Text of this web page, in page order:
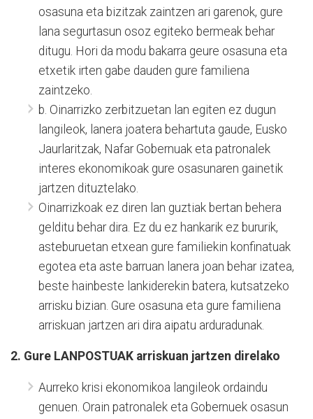
osasuna eta bizitzak zaintzen ari garenok, gure
lana segurtasun osoz egiteko bermeak behar
ditugu. Hori da modu bakarra geure osasuna eta
etxetik irten gabe dauden gure familiena
zaintzeko.
b. Oinarrizko zerbitzuetan lan egiten ez dugun
langileok, lanera joatera behartuta gaude, Eusko
Jaurlaritzak, Nafar Gobernuak eta patronalek
interes ekonomikoak gure osasunaren gainetik
jartzen dituztelako.
Oinarrizkoak ez diren lan guztiak bertan behera
gelditu behar dira. Ez du ez hankarik ez bururik,
asteburuetan etxean gure familiekin konfinatuak
egotea eta aste barruan lanera joan behar izatea,
beste hainbeste lankiderekin batera, kutsatzeko
arrisku bizian. Gure osasuna eta gure familiena
arriskuan jartzen ari dira aipatu arduradunak.
2. Gure LANPOSTUAK arriskuan jartzen direlako
Aurreko krisi ekonomikoa langileok ordaindu
genuen. Orain patronalek eta Gobernuek osasun